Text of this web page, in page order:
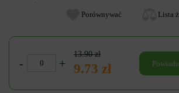
Porównywać Lista
- +
13.90 zł
9.73 zł